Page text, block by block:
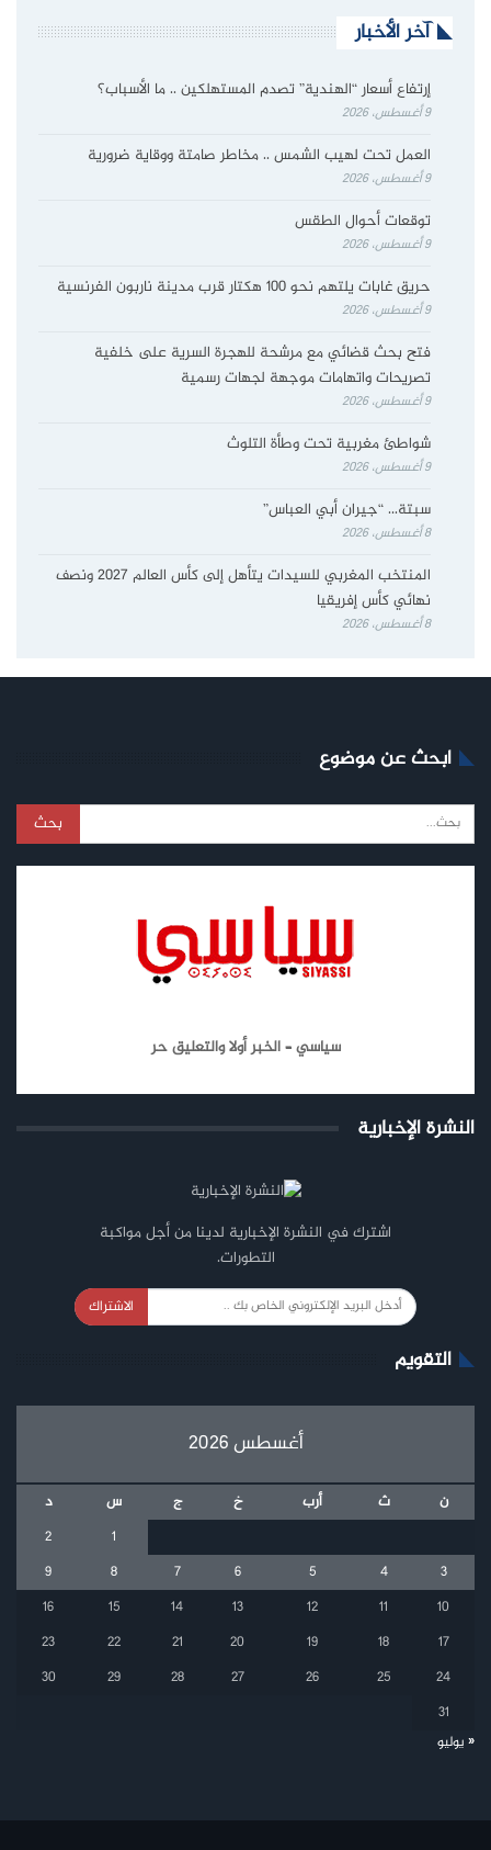
آخر الأخبار
إرتفاع أسعار “الهندية” تصدم المستهلكين .. ما الأسباب؟
9 أغسطس، 2026
العمل تحت لهيب الشمس .. مخاطر صامتة ووقاية ضرورية
9 أغسطس، 2026
توقعات أحوال الطقس
9 أغسطس، 2026
حريق غابات يلتهم نحو 100 هكتار قرب مدينة ناربون الفرنسية
9 أغسطس، 2026
فتح بحث قضائي مع مرشحة للهجرة السرية على خلفية
تصريحات واتهامات موجهة لجهات رسمية
9 أغسطس، 2026
شواطئ مغربية تحت وطأة التلوث
9 أغسطس، 2026
سبتة… “جيران أبي العباس”
8 أغسطس، 2026
المنتخب المغربي للسيدات يتأهل إلى كأس العالم 2027 ونصف
نهائي كأس إفريقيا
8 أغسطس، 2026
ابحث عن موضوع
سياسي – الخبر أولا والتعليق حر
النشرة الإخبارية
اشترك في النشرة الإخبارية لدينا من أجل مواكبة
التطورات.
الاشتراك
التقويم
أغسطس 2026
ن ث أرب خ ج س
د
1
2
3
4
5
6
7
8
9
10
11
12
13
14
15
16
17
18
19
20
21
22
23
24
25
26
27
28
29
30
31
« يوليو